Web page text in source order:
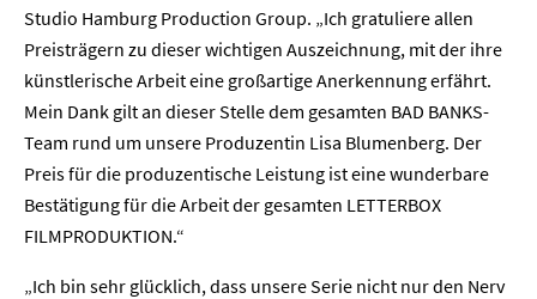
Studio Hamburg Production Group. „Ich gratuliere allen
Preisträgern zu dieser wichtigen Auszeichnung, mit der ihre
künstlerische Arbeit eine großartige Anerkennung erfährt.
Mein Dank gilt an dieser Stelle dem gesamten BAD BANKS-
Team rund um unsere Produzentin Lisa Blumenberg. Der
Preis für die produzentische Leistung ist eine wunderbare
Bestätigung für die Arbeit der gesamten LETTERBOX
FILMPRODUKTION.“
„Ich bin sehr glücklich, dass unsere Serie nicht nur den Nerv